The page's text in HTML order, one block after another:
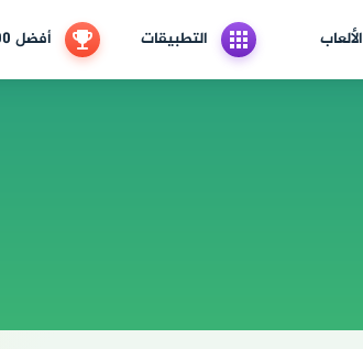
الألعاب التطبيقات أفضل 100